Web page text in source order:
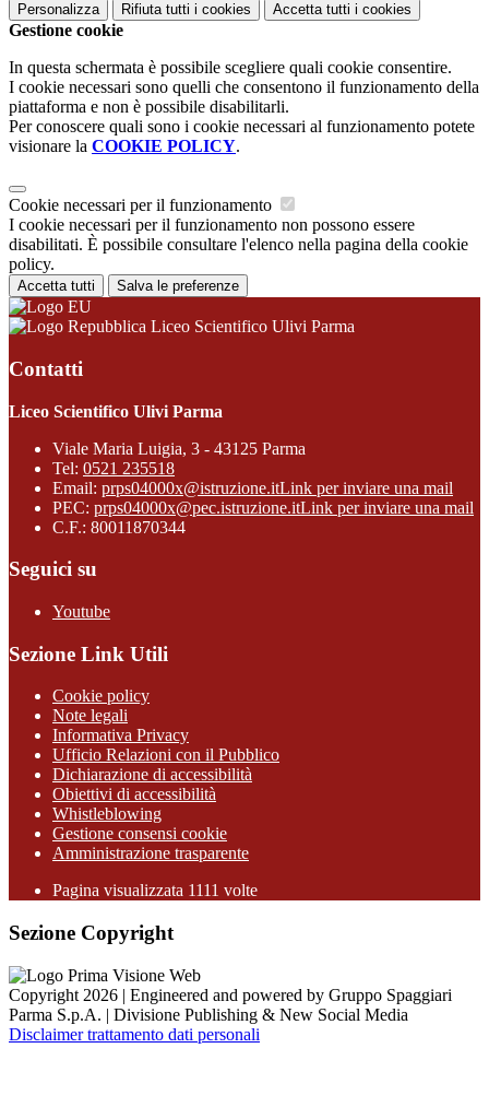
Personalizza Rifiuta tutti i cookies Accetta tutti i cookies
Gestione cookie
In questa schermata è possibile scegliere quali cookie consentire.
I cookie necessari sono quelli che consentono il funzionamento della
piattaforma e non è possibile disabilitarli.
Per conoscere quali sono i cookie necessari al funzionamento potete
visionare la COOKIE POLICY.
Cookie necessari per il funzionamento
I cookie necessari per il funzionamento non possono essere
disabilitati. È possibile consultare l'elenco nella pagina della cookie
policy.
Accetta tutti Salva le preferenze
Liceo Scientifico Ulivi Parma
Contatti
Liceo Scientifico Ulivi Parma
Viale Maria Luigia, 3 - 43125 Parma
Tel: 0521 235518
Email: prps04000x@istruzione.itLink per inviare una mail
PEC: prps04000x@pec.istruzione.itLink per inviare una mail
C.F.: 80011870344
Seguici su
Youtube
Sezione Link Utili
Cookie policy
Note legali
Informativa Privacy
Ufficio Relazioni con il Pubblico
Dichiarazione di accessibilità
Obiettivi di accessibilità
Whistleblowing
Gestione consensi cookie
Amministrazione trasparente
Pagina visualizzata 1111 volte
Sezione Copyright
Copyright 2026 | Engineered and powered by Gruppo Spaggiari
Parma S.p.A. | Divisione Publishing & New Social Media
Disclaimer trattamento dati personali